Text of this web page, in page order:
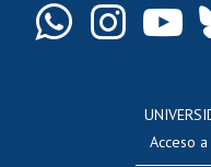
Acceso